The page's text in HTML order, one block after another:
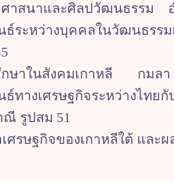
ศาสนาและศิลปวัฒนธรรม
ธ์ระหว่างบุคคลในวัฒนธร
กษาในสังคมเกาหลี กมลา
ทางเศรษฐกิจระหว่างไทยกั
รูปสม 51
ศรษฐกิจของเกาหลีใต้ แ